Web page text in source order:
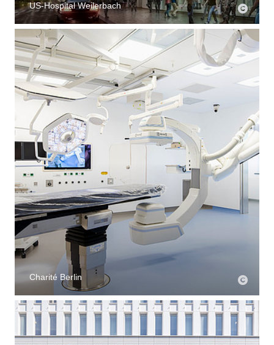
US-Hospital Weilerbach
Charité Berlin